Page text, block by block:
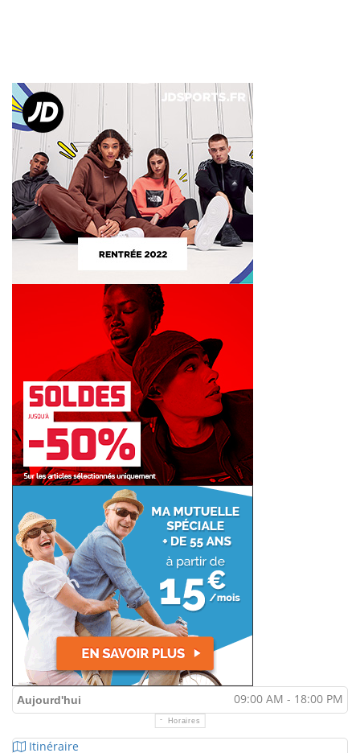
Aujourd'hui 09:00 AM - 18:00 PM
Horaires
Itinéraire